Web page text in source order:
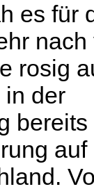
es für
nach
rosig
in der
bereits
auf